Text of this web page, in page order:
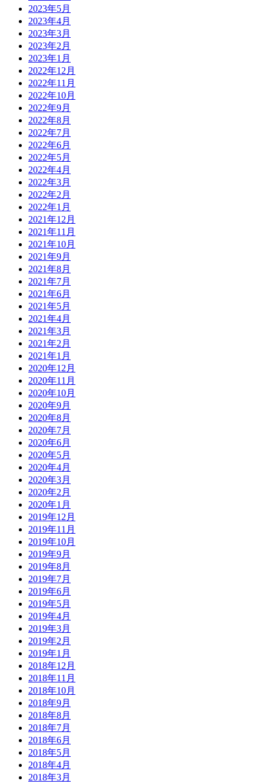
2023年5月
2023年4月
2023年3月
2023年2月
2023年1月
2022年12月
2022年11月
2022年10月
2022年9月
2022年8月
2022年7月
2022年6月
2022年5月
2022年4月
2022年3月
2022年2月
2022年1月
2021年12月
2021年11月
2021年10月
2021年9月
2021年8月
2021年7月
2021年6月
2021年5月
2021年4月
2021年3月
2021年2月
2021年1月
2020年12月
2020年11月
2020年10月
2020年9月
2020年8月
2020年7月
2020年6月
2020年5月
2020年4月
2020年3月
2020年2月
2020年1月
2019年12月
2019年11月
2019年10月
2019年9月
2019年8月
2019年7月
2019年6月
2019年5月
2019年4月
2019年3月
2019年2月
2019年1月
2018年12月
2018年11月
2018年10月
2018年9月
2018年8月
2018年7月
2018年6月
2018年5月
2018年4月
2018年3月